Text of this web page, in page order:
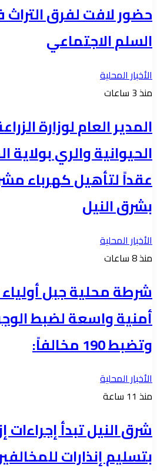
حضور لافت لفرق
السلم الاجتماعي
الأخبار المحلية
منذ 3 ساعات
المدير العام لوزارة
الحيوانية والري
عقداً لتأهيل كهرباء
بشرق النيل
الأخبار المحلية
منذ 8 ساعات
شرطة محلية جبل
أمنية واسعة لضبط
وتضبط 190 مخالفاً:
الأخبار المحلية
منذ 11 ساعة
شرق النيل تبدأ إجراءات
بتسليم إنذارات